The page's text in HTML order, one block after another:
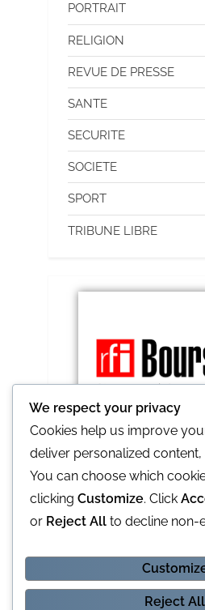
PORTRAIT
RELIGION
REVUE DE PRESSE
SANTE
SECURITE
SOCIETE
SPORT
TRIBUNE LIBRE
RFI lance le prix
L'Opinion notre partenaire
We respect your privacy
Cookies help us improve
deliver personalized content,
You can choose which
clicking Customize. Click
or Reject All to decline non-
Reject All